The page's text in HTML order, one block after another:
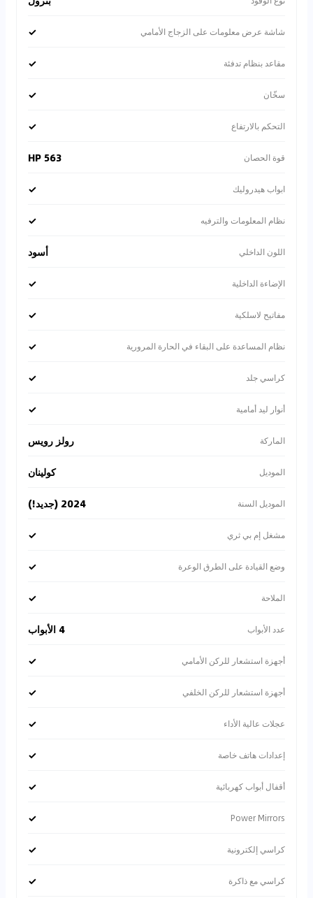
شاشة عرض معلومات على الزجاج الأمامي ✓
مقاعد بنظام تدفئة ✓
سخّان ✓
التحكم بالارتفاع ✓
قوة الحصان 563 HP
ابواب هيدروليك ✓
نظام المعلومات والترفيه ✓
اللون الداخلي أسود
الإضاءة الداخلية ✓
مفاتيح لاسلكية ✓
نظام المساعدة على البقاء في الحارة المرورية ✓
كراسي جلد ✓
أنوار ليد أمامية ✓
الماركة رولز رويس
الموديل كولينان
الموديل السنة 2024 (جديد!)
مشغل إم بي ثري ✓
وضع القيادة على الطرق الوعرة ✓
الملاحة ✓
عدد الأبواب 4 الأبواب
أجهزة استشعار للركن الأمامي ✓
أجهزة استشعار للركن الخلفي ✓
عجلات عالية الأداء ✓
إعدادات هاتف خاصة ✓
أقفال أبواب كهربائية ✓
Power Mirrors
✓
كراسي إلكترونية ✓
كراسي مع ذاكرة ✓